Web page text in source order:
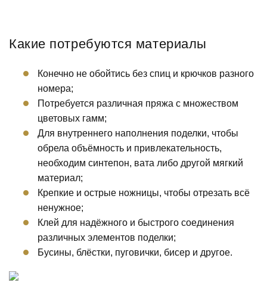
Какие потребуются материалы
Конечно не обойтись без спиц и крючков разного
номера;
Потребуется различная пряжа с множеством
цветовых гамм;
Для внутреннего наполнения поделки, чтобы
обрела объёмность и привлекательность,
необходим синтепон, вата либо другой мягкий
материал;
Крепкие и острые ножницы, чтобы отрезать всё
ненужное;
Клей для надёжного и быстрого соединения
различных элементов поделки;
Бусины, блёстки, пуговички, бисер и другое.